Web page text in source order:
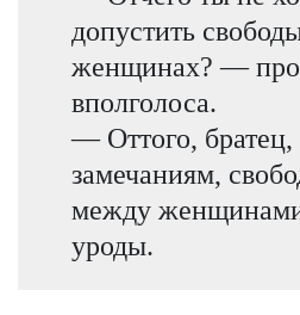
допустить
женщинах? —
вполголоса.
— Оттого,
замечаниям,
между
уроды.